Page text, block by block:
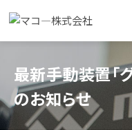
最新手動装置「
のお知らせ